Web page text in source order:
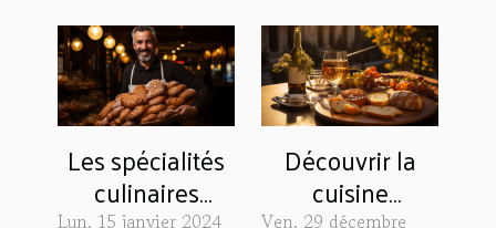
Les spécialités
culinaires
Lun. 15 janvier 2024
Découvrir la
cuisine
Ven. 29 décembre